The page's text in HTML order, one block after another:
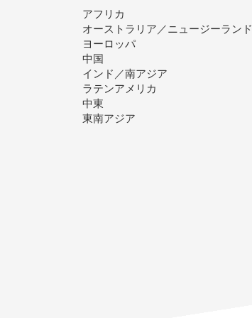
アフリカ
オーストラリア／ニュージーランド
ヨーロッパ
中国
インド／南アジア
ラテンアメリカ
中東
東南アジア